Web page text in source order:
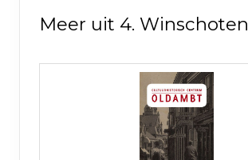
Meer uit 4. Winschoten